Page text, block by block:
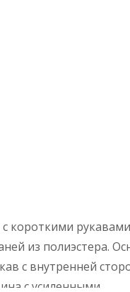
короткими
из полиэстера.
с внутренней
с усиленными